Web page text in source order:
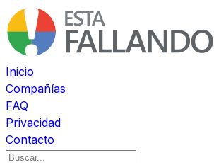
Inicio
Compañías
FAQ
Privacidad
Contacto